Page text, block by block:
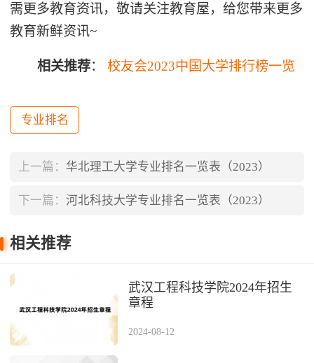
需更多教育资讯，敬请关注教育屋，给您带来更多
教育新鲜资讯~
相关推荐： 校友会2023中国大学排行榜一览
专业排名
上一篇： 华北理工大学专业排名一览表（2023）
下一篇： 河北科技大学专业排名一览表（2023）
相关推荐
武汉工程科技学院2024年招生
章程
2024-08-12